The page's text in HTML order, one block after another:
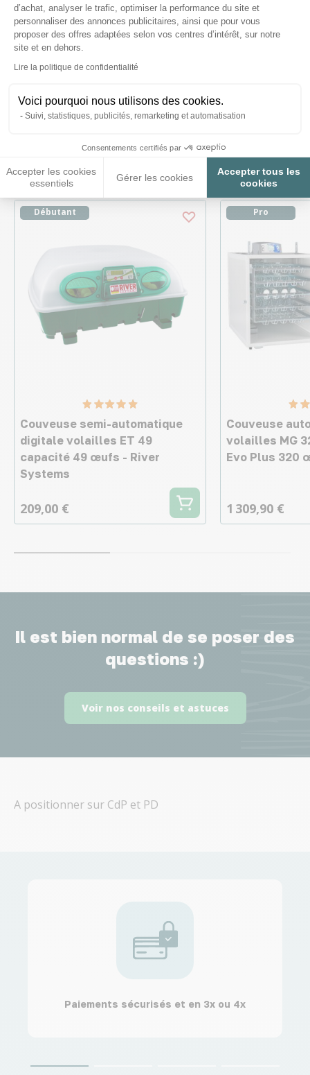
d’achat, analyser le trafic, optimiser la performance du site et
personnaliser des annonces publicitaires, ainsi que pour vous
proposer des offres adaptées selon vos centres d’intérêt, sur notre
site et en dehors.
Lire la politique de confidentialité
Voici pourquoi nous utilisons des cookies.
Suivi, statistiques, publicités, remarketing et automatisation
Consentements certifiés par
Accepter les cookies
essentiels
Gérer les cookies
Accepter tous les
cookies
Axeptio consent
Posez-nous vos questions
intéresser
Débutant
Couveuse semi-automatique
digitale volailles ET 49
capacité 49 œufs - River
Systems
209,00 €
Pro
Couveuse
volailles MG
Evo Plus 320
1 309,90 €
Il est bien normal de se poser des
questions :)
Voir nos conseils et astuces
A positionner sur CdP et PD
Paiements sécurisés et en 3x ou 4x